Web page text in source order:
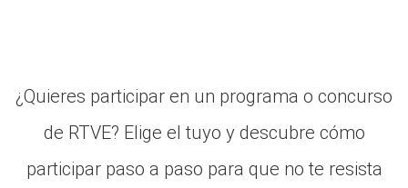
¿Quieres participar en un programa o concurso
de RTVE? Elige el tuyo y descubre cómo
participar paso a paso para que no te resista